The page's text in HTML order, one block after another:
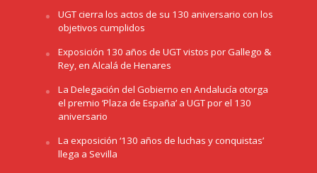
UGT cierra los actos de su 130 aniversario con los
objetivos cumplidos
Exposición 130 años de UGT vistos por Gallego &
Rey, en Alcalá de Henares
La Delegación del Gobierno en Andalucía otorga
el premio ‘Plaza de España’ a UGT por el 130
aniversario
La exposición ‘130 años de luchas y conquistas’
llega a Sevilla